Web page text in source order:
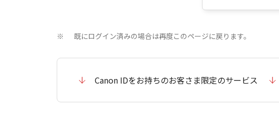
※ 既にログイン済みの場合は再度このページに戻ります。
Canon IDをお持ちのお客さま限定のサービス